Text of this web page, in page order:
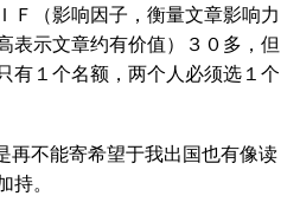
Ｆ（影响因子，衡量文章影响力
表示文章约有价值）３０多，但
有１个名额，两个人必须选１个
再不能寄希望于我出国也有像读
持。